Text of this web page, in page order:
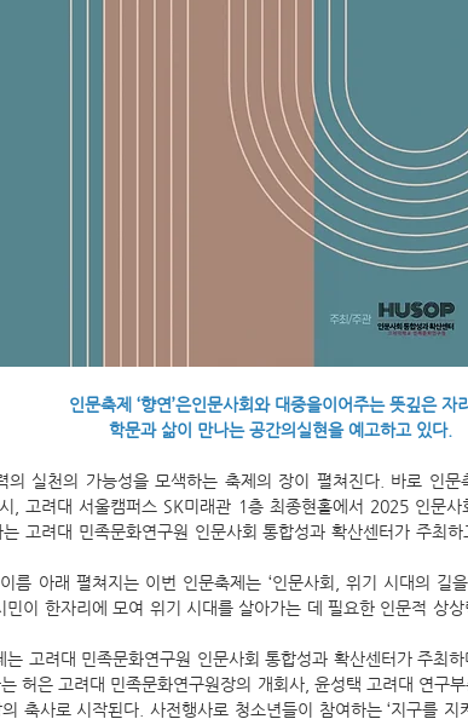
인문축제 ‘향연’은인문사회와 대중을이어주는 뜻깊은 자
학문과 삶이 만나는 공간의실현을 예고하고 있다.
의 실천의 가능성을 모색하는 축제의 장이 펼쳐진다. 바로 인문
, 고려대 서울캠퍼스 SK미래관 1층 최종현홀에서 2025 인문사
고려대 민족문화연구원 인문사회 통합성과 확산센터가 주최
이름 아래 펼쳐지는 이번 인문축제는 ‘인문사회, 위기 시대의 길
민이 한자리에 모여 위기 시대를 살아가는 데 필요한 인문적 상
는 고려대 민족문화연구원 인문사회 통합성과 확산센터가 주최
허은 고려대 민족문화연구원장의 개회사, 윤성택 고려대 연구
축사로 시작된다. 사전행사로 청소년들이 참여하는 ‘지구를 지